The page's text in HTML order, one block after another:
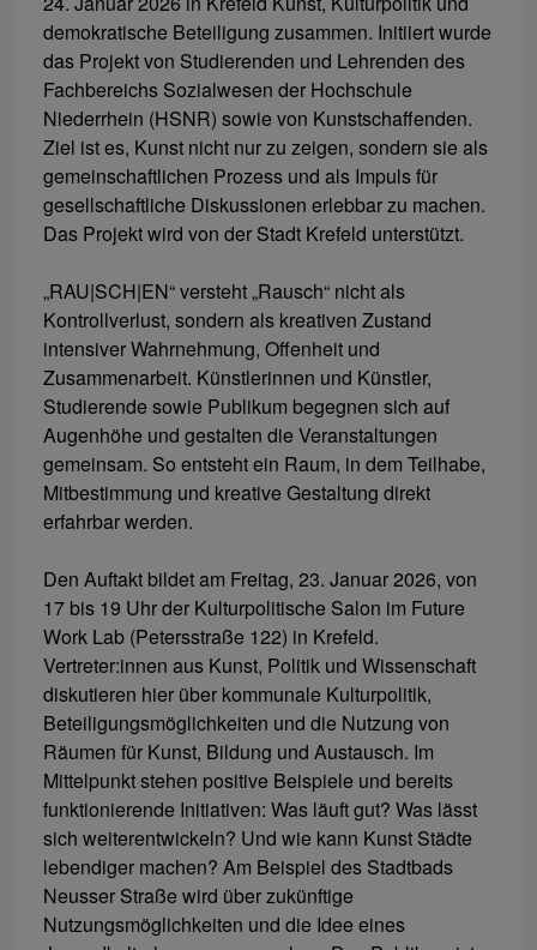
demokratische Beteiligung zusammen. Initiiert wurde
das Projekt von Studierenden und Lehrenden des
Fachbereichs Sozialwesen der Hochschule
Niederrhein (HSNR) sowie von Kunstschaffenden.
Ziel ist es, Kunst nicht nur zu zeigen, sondern sie als
gemeinschaftlichen Prozess und als Impuls für
gesellschaftliche Diskussionen erlebbar zu machen.
Das Projekt wird von der Stadt Krefeld unterstützt.
„RAU|SCH|EN“ versteht „Rausch“ nicht als
Kontrollverlust, sondern als kreativen Zustand
intensiver Wahrnehmung, Offenheit und
Zusammenarbeit. Künstlerinnen und Künstler,
Studierende sowie Publikum begegnen sich auf
Augenhöhe und gestalten die Veranstaltungen
gemeinsam. So entsteht ein Raum, in dem Teilhabe,
Mitbestimmung und kreative Gestaltung direkt
erfahrbar werden.
Den Auftakt bildet am Freitag, 23. Januar 2026, von
17 bis 19 Uhr der Kulturpolitische Salon im Future
Work Lab (Petersstraße 122) in Krefeld.
Vertreter:innen aus Kunst, Politik und Wissenschaft
diskutieren hier über kommunale Kulturpolitik,
Beteiligungsmöglichkeiten und die Nutzung von
Räumen für Kunst, Bildung und Austausch. Im
Mittelpunkt stehen positive Beispiele und bereits
funktionierende Initiativen: Was läuft gut? Was lässt
sich weiterentwickeln? Und wie kann Kunst Städte
lebendiger machen? Am Beispiel des Stadtbads
Neusser Straße wird über zukünftige
Nutzungsmöglichkeiten und die Idee eines